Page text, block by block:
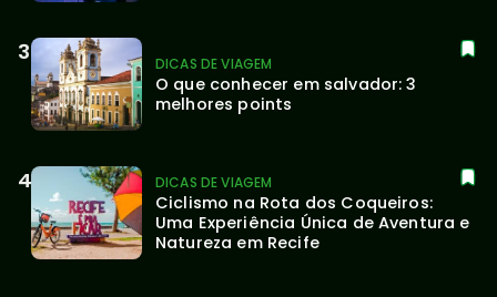
DICAS DE VIAGEM
O que conhecer em salvador: 3
melhores points
DICAS DE VIAGEM
Ciclismo na Rota dos Coqueiros:
Uma Experiência Única de Aventura e
Natureza em Recife